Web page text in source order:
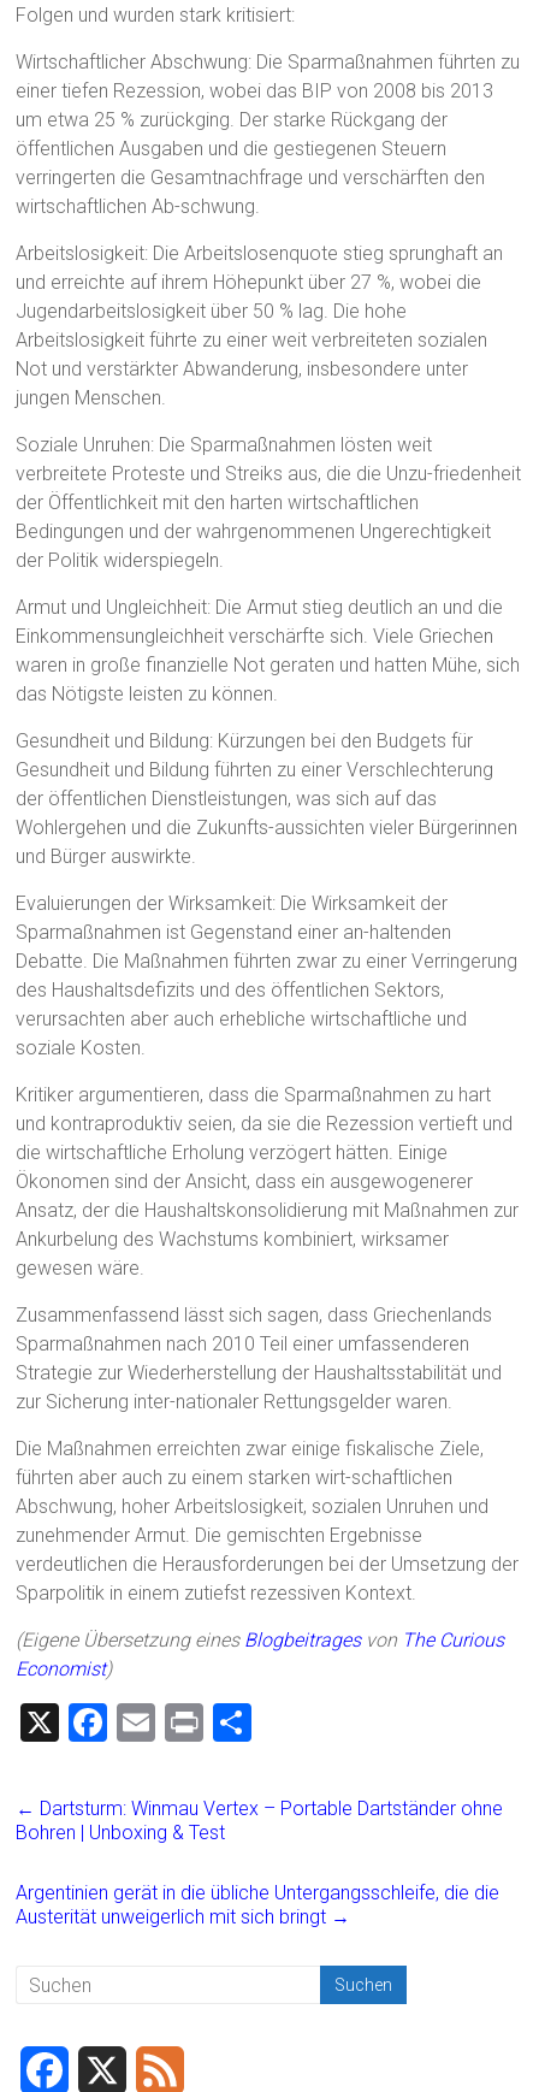
Folgen und wurden stark kritisiert:
Wirtschaftlicher Abschwung: Die Sparmaßnahmen führten zu
einer tiefen Rezession, wobei das BIP von 2008 bis 2013
um etwa 25 % zurückging. Der starke Rückgang der
öffentlichen Ausgaben und die gestiegenen Steuern
verringerten die Gesamtnachfrage und verschärften den
wirtschaftlichen Ab-schwung.
Arbeitslosigkeit: Die Arbeitslosenquote stieg sprunghaft an
und erreichte auf ihrem Höhepunkt über 27 %, wobei die
Jugendarbeitslosigkeit über 50 % lag. Die hohe
Arbeitslosigkeit führte zu einer weit verbreiteten sozialen
Not und verstärkter Abwanderung, insbesondere unter
jungen Menschen.
Soziale Unruhen: Die Sparmaßnahmen lösten weit
verbreitete Proteste und Streiks aus, die die Unzu-friedenheit
der Öffentlichkeit mit den harten wirtschaftlichen
Bedingungen und der wahrgenommenen Ungerechtigkeit
der Politik widerspiegeln.
Armut und Ungleichheit: Die Armut stieg deutlich an und die
Einkommensungleichheit verschärfte sich. Viele Griechen
waren in große finanzielle Not geraten und hatten Mühe, sich
das Nötigste leisten zu können.
Gesundheit und Bildung: Kürzungen bei den Budgets für
Gesundheit und Bildung führten zu einer Verschlechterung
der öffentlichen Dienstleistungen, was sich auf das
Wohlergehen und die Zukunfts-aussichten vieler Bürgerinnen
und Bürger auswirkte.
Evaluierungen der Wirksamkeit: Die Wirksamkeit der
Sparmaßnahmen ist Gegenstand einer an-haltenden
Debatte. Die Maßnahmen führten zwar zu einer Verringerung
des Haushaltsdefizits und des öffentlichen Sektors,
verursachten aber auch erhebliche wirtschaftliche und
soziale Kosten.
Kritiker argumentieren, dass die Sparmaßnahmen zu hart
und kontraproduktiv seien, da sie die Rezession vertieft und
die wirtschaftliche Erholung verzögert hätten. Einige
Ökonomen sind der Ansicht, dass ein ausgewogenerer
Ansatz, der die Haushaltskonsolidierung mit Maßnahmen zur
Ankurbelung des Wachstums kombiniert, wirksamer
gewesen wäre.
Zusammenfassend lässt sich sagen, dass Griechenlands
Sparmaßnahmen nach 2010 Teil einer umfassenderen
Strategie zur Wiederherstellung der Haushaltsstabilität und
zur Sicherung inter-nationaler Rettungsgelder waren.
Die Maßnahmen erreichten zwar einige fiskalische Ziele,
führten aber auch zu einem starken wirt-schaftlichen
Abschwung, hoher Arbeitslosigkeit, sozialen Unruhen und
zunehmender Armut. Die gemischten Ergebnisse
verdeutlichen die Herausforderungen bei der Umsetzung der
Sparpolitik in einem zutiefst rezessiven Kontext.
(Eigene Übersetzung eines Blogbeitragesvon The Curious
Economist)
X
F
ce
b
o
ok
E
ai
l
Pr
t
e
← Dartsturm: Winmau Vertex – Portable Dartständer ohne
Bohren | Unboxing & Test
Argentinien gerät in die übliche Untergangsschleife, die die
Austerität unweigerlich mit sich bringt →